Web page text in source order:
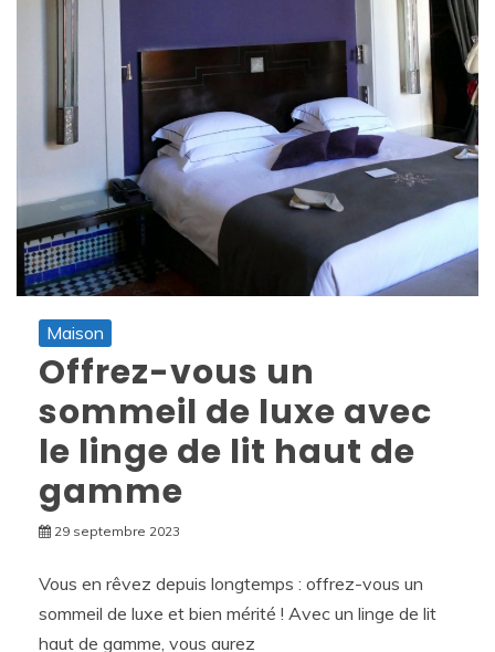
Maison
Offrez-vous un
sommeil de luxe avec
le linge de lit haut de
gamme
29 septembre 2023
Vous en rêvez depuis longtemps : offrez-vous un
sommeil de luxe et bien mérité ! Avec un linge de lit
haut de gamme, vous aurez